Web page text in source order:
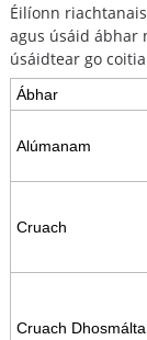
Éilíonn
agus úsáid ábhar
úsáidtear go
Ábhar
Alúmanam
Cruach
Cruach Dhosmálta